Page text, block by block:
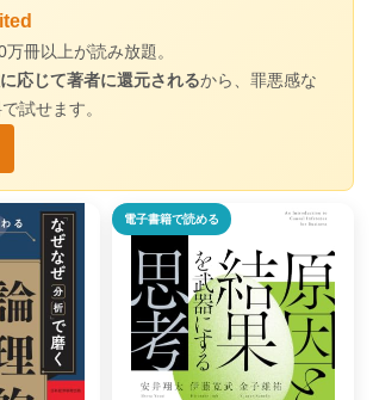
冊以上が読み放題。
応じて著者に還元されるから、罪悪感な
試せます。
電子書籍で読める